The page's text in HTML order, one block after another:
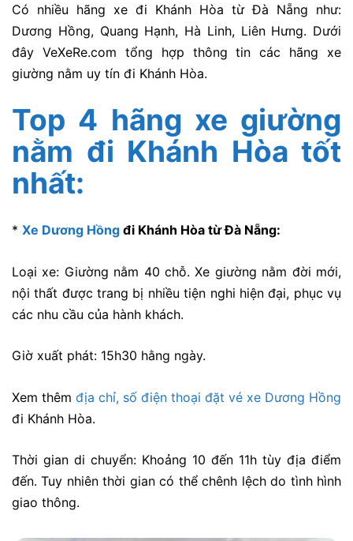
Có nhiều hãng xe đi Khánh Hòa từ Đà Nẵng như:
Dương Hồng, Quang Hạnh, Hà Linh, Liên Hưng. Dưới
đây VeXeRe.com tổng hợp thông tin các hãng xe
giường nằm uy tín đi Khánh Hòa.
Top 4 hãng xe giường
nằm đi Khánh Hòa tốt
nhất:
* Xe Dương Hồng đi Khánh Hòa từ Đà Nẵng:
Loại xe: Giường nằm 40 chỗ. Xe giường nằm đời mới,
nội thất được trang bị nhiều tiện nghi hiện đại, phục vụ
các nhu cầu của hành khách.
Giờ xuất phát: 15h30 hằng ngày.
Xem thêm địa chỉ, số điện thoại đặt vé xe Dương Hồng
đi Khánh Hòa.
Thời gian di chuyển: Khoảng 10 đến 11h tùy địa điểm
đến. Tuy nhiên thời gian có thể chênh lệch do tình hình
giao thông.